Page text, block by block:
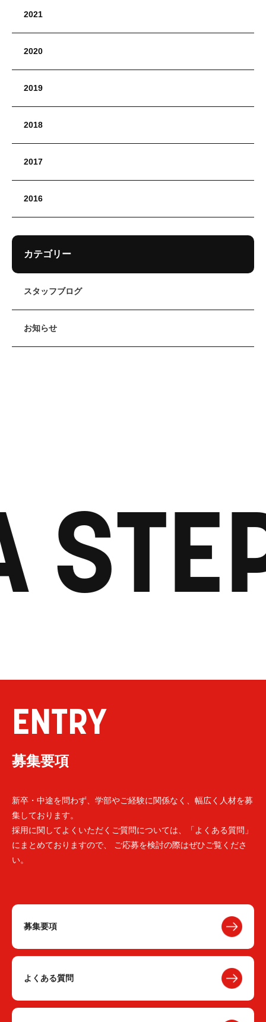
2021
2020
2019
2018
2017
2016
カテゴリー
スタッフブログ
お知らせ
ENTRY
募集要項
新卒・中途を問わず、学部やご経験に関係なく、幅広く人材を募
集しております。
採用に関してよくいただくご質問については、「よくある質問」
にまとめておりますので、 ご応募を検討の際はぜひご覧くださ
い。
募集要項
よくある質問